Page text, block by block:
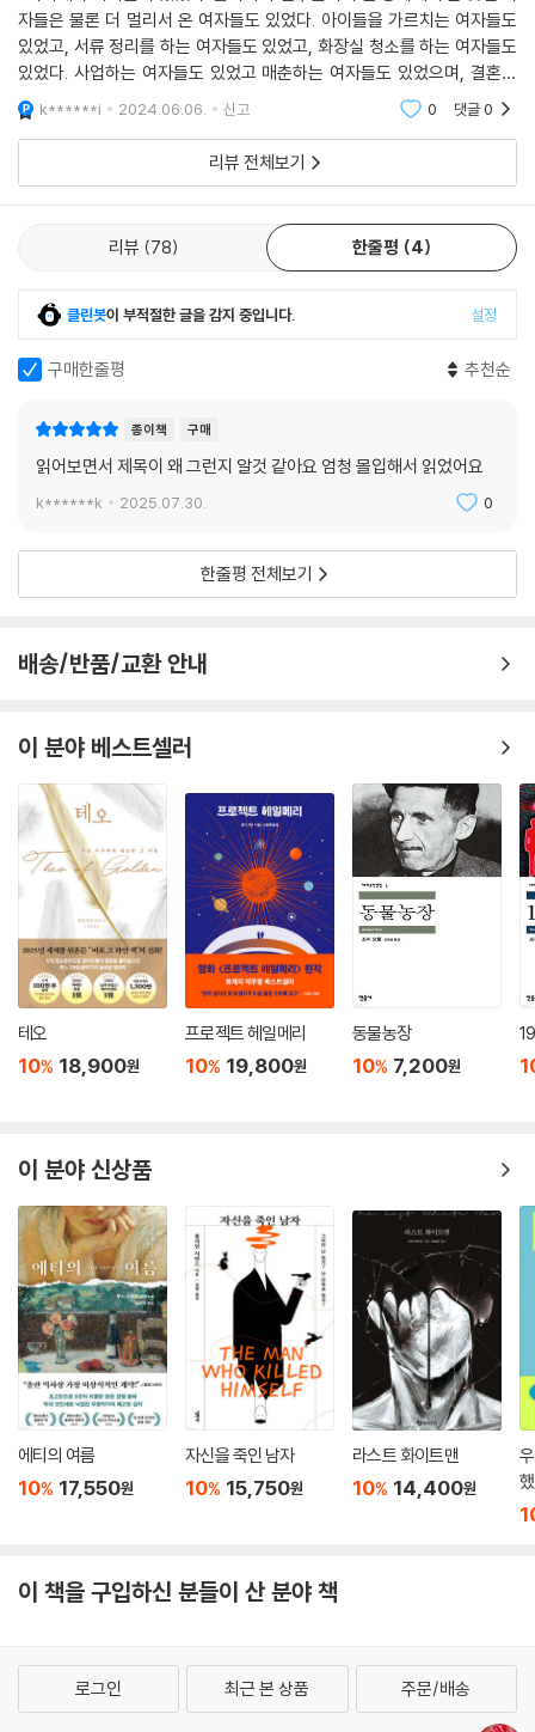
치형 입구 위를 겨우살이로 장식하다가 문득 부엌에서 들려오는 졸음 섞인
칭얼거림과 요리사들의 쉿! 쉿! 하는 소리를 들었다. 자장가 소리도 들었
다. 우리가 옛날에 들었고 지금은 우리가 부르는 그 자장가들, 그 선율이 우
리의 뼛속으로 파고들었다. 우리는 분노했다! 당연한 일이었다. 우리는 이
런 걸 바란 게 아니었다고. 도저히 용납할 수 없어. 그런데 우리가 뭘 할 수
있지? 우리는 접시들을 식탁으로, 관능에 가까운 기대감으로 헐떡이는 숨
소리들 앞으로 가져다주고는 뒤로 물러나 시선을 떨구었다. 보지 않으면
하느님 맙소사, 카나리아가 양손으로 입을 가리며 양에게 말하는 걸 우리
는 들었다. 우리는 알았다. 그들은 먹을 수만 있다면 그분까지 먹어치울 사
람들이라는 것을.
---「색다른 것들」중에서
의 유골을 뿌리러 가는 여정에서 과거의 상처를 직면하는 〈물보다 진한〉,
상상도 못 할 무언가를 먹어치우는 모임의 서빙을 맡은 〈색다른 것들〉로 이
어졌다가 세계를 여행하다가 가끔 돌아오는 엄마에 대한 감정을 대면하면
서 숲에서 모닥불 파티를 여는 〈뼈들의 연감〉으로 끝난다.
‘피’로 시작해 ‘불’로 끝나는 이 뜨겁고 강렬한 이야기들의 화자는 대부분
다양한 방향에서 삶의 가능성을 붙잡아보려는 여자들이다. 단짝 친구를 떠
나보내고 혼자 남은 소녀가 겪는 혼란과 슬픔, 거기에 존재하는 피와 열기,
생의 감각부터 “네 자신으로 있는 법을 배우라”는 충고로 엄마라는 존재를
인정하고 스스로를 받아들이는 마지막 작품까지, 겪고 느끼고 깨닫고 받아
들이는 구조로 치밀하게 짜인 『우유, 피, 열』은 〈타임〉지가 극찬한 대로 “선
태피스트리”다.
감각적인 읽기 경험으로
『우유, 피, 열』의 가장 큰 특징은 생생한 감각적 독서를 경험할 수 있다는
공해 ‘우유, 피, 열’이라는 제목에서 오는 분위기를 고스란히 전달한다. 친
구와 우유를 담은 그릇에 피를 떨어뜨리고 그것을 나눠마시는 장면(〈우유,
한 컬러 감각을 눈에 보일 듯 그려낸다.
장면(〈향연〉)이나 오랫동안 수집한 동물의 뼈를 더듬는 순간(〈뼈들의 연
으로 당장이라도 발을 디딜 수 있을 만큼 감각적이고 선명한 풍경 묘사 또
한 저자가 페이지 밖으로 걸어나와 우리의 손을 잡아끌고 다음 장면으로
데려갈 것만 같은 기분에 휩싸이게 한다.
여성으로 살기와 여성으로 살지 않기
연령도, 피부색도, 직업도, 성격도, 경험도, 상상도 모두 다른 여성들. 우리
가 이 작품을 읽으면서 이 책에 등장하는 플로리다의 여성들에게 교감하게
되는 이유는 무엇일까. 그 까닭은 결국 ‘여성으로 살기’라는 보편적인 주제
가 장소와 시대를 뛰어넘어 전달되기 때문이리라. 이 책에 등장하는 소녀
들을 비롯한 여자들은 무언가 거대한 것 되기, 다시 말해 어른 되기, 엄마
여성들은 복잡하고 혼란스럽고 절대 친절하지 않은 사회에서 성별 그대로
거부함으로써 여성으로 살지 않으려 노력한다. 자신감 넘치게 자신의 등장
인물들을 꿰뚫어 보는 모니즈는 자신이 만든 여성들을 방황하게 만들면서
도 끝까지 목적지로 이끈다.
한편 『우유, 피, 열』은 자살 사고思考, 강간, 성폭력, 유산, 우울증 등 성인
독자들이 공감할 만한 내용이 주를 이룬다. 하지만 각 인물과 우리 사회의
여러 압력에 대한 가감 없는 묘사에 십대 청소년들 역시 매료될 것이다.
강렬한 이미지의 표지 그림과
한국어판만의 또 다른 읽을거리 역자 후기
이다. 빨강, 하양, 분홍이라는 컬러를 활용해 뼈와 심장, 피를 구현하고 이
책을 즐기는 또 다른 재미다. 한편 책의 말미에 실린 역자 후기는 이 책의
단편들을 모두 읽고 난 후 미처 깨닫지 못한 주제와 메시지를 파악하도록
자들은 물론 더 멀리서 온 여자들도 있었다. 아이들을 가르치는 여자들도
있었고, 서류 정리를 하는 여자들도 있었고, 화장실 청소를 하는 여자들도
있었다. 사업하는 여자들도 있었고 매춘하는 여자들도 있었으며, 결혼을
했던 여자들도, 한 번도 결혼한 적 없는 여자들도 있었다. 꽃을 단 여자들
도, 풀잎 치
k******i 2024.06.06. 신고 0 댓글0
리뷰 전체보기
리뷰 78 한줄평 4
클린봇이 부적절한 글을 감지 중입니다. 설정
구매한줄평 추천순
종이책 구매
읽어보면서 제목이 왜 그런지 알것 같아요 엄청 몰입해서 읽었어요
k******k 2025.07.30. 0
한줄평 전체보기
배송/반품/교환 안내
이 분야 베스트셀러
테오
10% 18,900원
프로젝트 헤일메리
10% 19,800원
동물농장
10% 7,200원
이 분야 신상품
에티의 여름
10% 17,550원
자신을 죽인 남자
10% 15,750원
라스트 화이트맨
10% 14,400원
이 책을 구입하신 분들이 산 분야 책
로그인 최근 본 상품 주문/배송